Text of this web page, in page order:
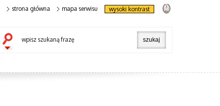
strona główna mapa serwisu wysoki kontrast
wpisz szukaną frazę